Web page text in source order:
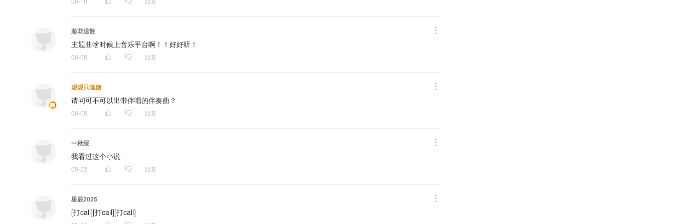
葱花退散
主题曲啥时候上音乐平台啊！！好好听！
06-08 回复
观观只嗑糖
请问可不可以出带伴唱的伴奏曲？
06-05 回复
一秋绥
我看过这个小说
05-22 回复
星辰2025
[打call][打call][打call]